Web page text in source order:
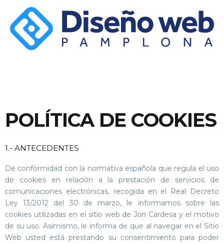
POLÍTICA DE COOKIES
1.- ANTECEDENTES
De conformidad con la normativa española que regula el uso
de cookies en relación a la prestación de servicios de
comunicaciones electrónicas, recogida en el Real Decreto
Ley 13/2012 del 30 de marzo, le informamos sobre las
cookies utilizadas en el sitio web de Jon Cardesa y el motivo
de su uso. Asimismo, le informa de que al navegar en el Sitio
Web usted está prestando su consentimiento para poder